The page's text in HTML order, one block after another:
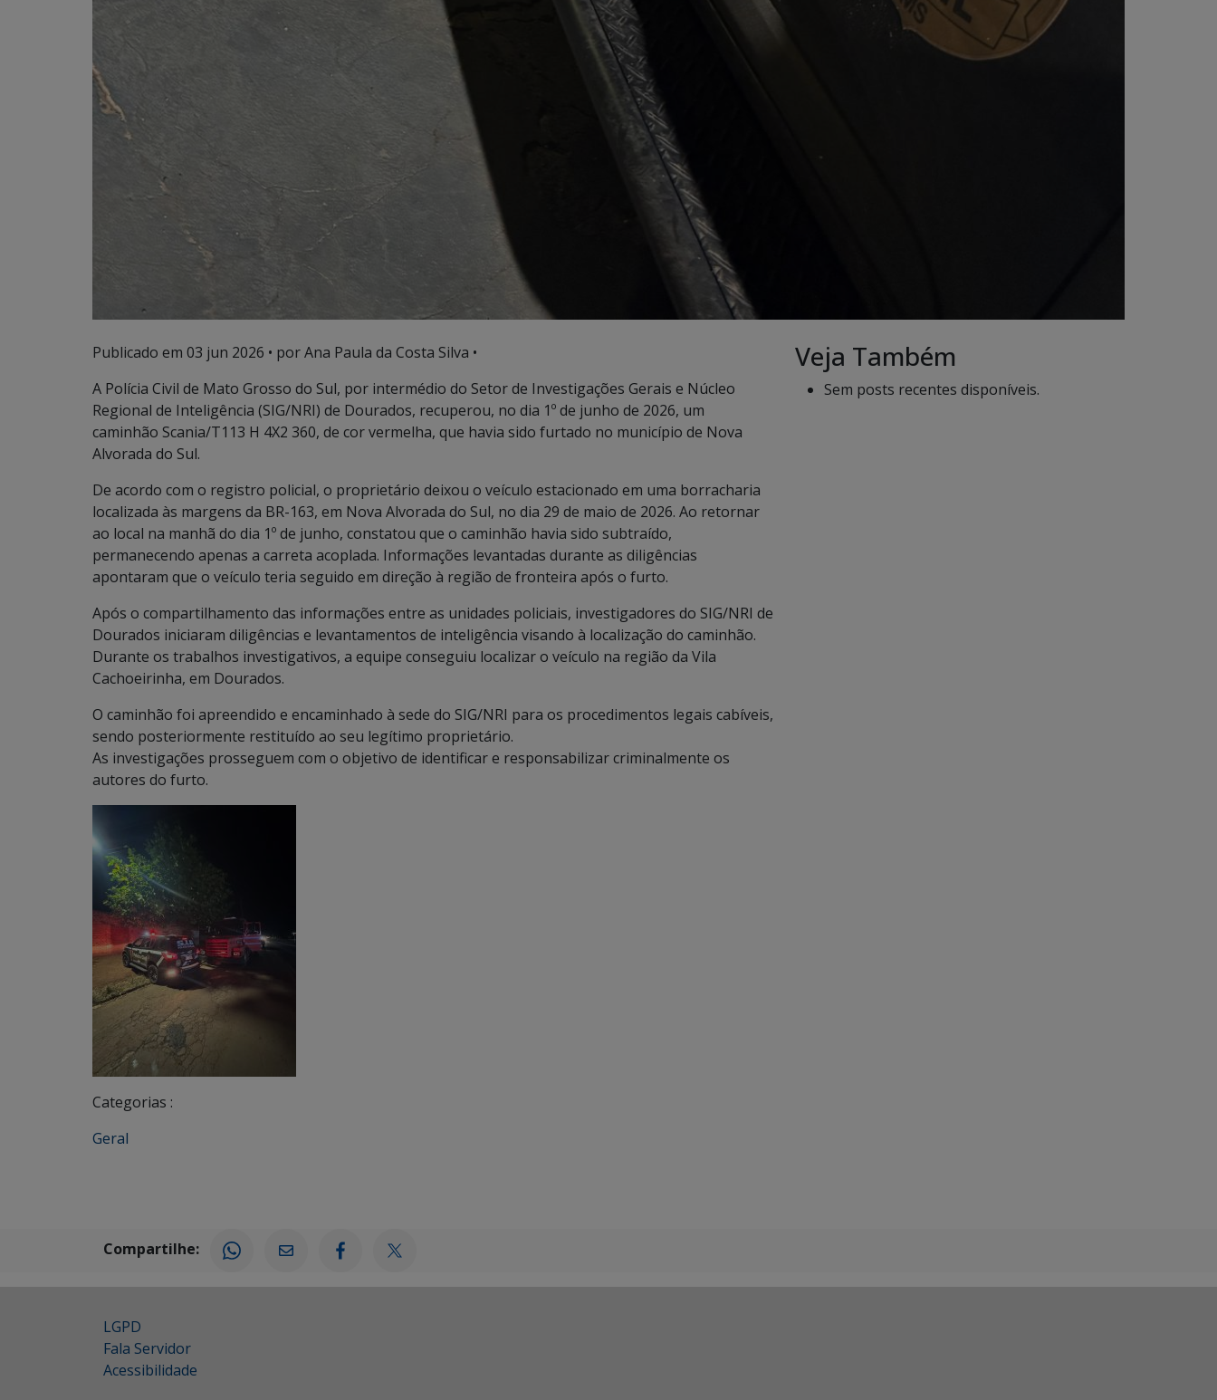
Publicado em 03 jun 2026 • por Ana Paula da Costa Silva •
A Polícia Civil de Mato Grosso do Sul, por intermédio do Setor de Investigações Gerais e Núcleo
Regional de Inteligência (SIG/NRI) de Dourados, recuperou, no dia 1º de junho de 2026, um
caminhão Scania/T113 H 4X2 360, de cor vermelha, que havia sido furtado no município de Nova
Alvorada do Sul.
De acordo com o registro policial, o proprietário deixou o veículo estacionado em uma borracharia
localizada às margens da BR-163, em Nova Alvorada do Sul, no dia 29 de maio de 2026. Ao retornar
ao local na manhã do dia 1º de junho, constatou que o caminhão havia sido subtraído,
permanecendo apenas a carreta acoplada. Informações levantadas durante as diligências
apontaram que o veículo teria seguido em direção à região de fronteira após o furto.
Após o compartilhamento das informações entre as unidades policiais, investigadores do SIG/NRI de
Dourados iniciaram diligências e levantamentos de inteligência visando à localização do caminhão.
Durante os trabalhos investigativos, a equipe conseguiu localizar o veículo na região da Vila
Cachoeirinha, em Dourados.
O caminhão foi apreendido e encaminhado à sede do SIG/NRI para os procedimentos legais cabíveis,
sendo posteriormente restituído ao seu legítimo proprietário.
As investigações prosseguem com o objetivo de identificar e responsabilizar criminalmente os
autores do furto.
Categorias :
Geral
Veja Também
Sem posts recentes disponíveis.
Compartilhe:
LGPD
Fala Servidor
Acessibilidade